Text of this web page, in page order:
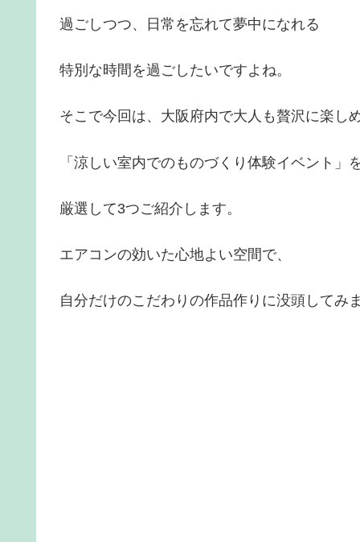
過ごしつつ、日常を忘れて夢中になれる
特別な時間を過ごしたいですよね。
そこで今回は、大阪府内で大人も贅沢に楽し
「涼しい室内でのものづくり体験イベント」
厳選して3つご紹介します。
エアコンの効いた心地よい空間で、
自分だけのこだわりの作品作りに没頭してみ